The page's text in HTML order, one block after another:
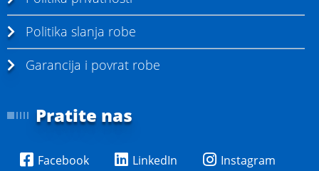
Politika slanja robe
Garancija i povrat robe
Pratite nas
Facebook LinkedIn Instagram